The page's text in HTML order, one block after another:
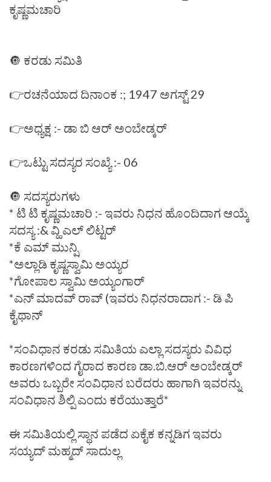
ಕೃಷ್ಣಮಚಾರಿ
🔘 ಕರಡು ಸಮಿತಿ
👉ರಚನೆಯಾದ ದಿನಾಂಕ :; 1947 ಅಗಸ್ಟ್ 29
👉ಅಧ್ಯಕ್ಷ :- ಡಾ ಬಿ ಆರ್ ಅಂಬೇಡ್ಕರ್
👉ಒಟ್ಟು ಸದಸ್ಯರ ಸಂಖ್ಯೆ :- 06
🔘 ಸದಸ್ಯರುಗಳು
* ಟಿ ಟಿ ಕೃಷ್ಣಮಚಾರಿ :- ಇವರು ನಿಧನ ಹೊಂದಿದಾಗ ಆಯ್ಕೆ
ಸದಸ್ಯ :& ವ್ಹಿ ಎಲ್ ಲಿಟ್ಟರ್
*ಕೆ ಎಮ್ ಮುನ್ಷಿ
*ಅಲ್ಲಾಡಿ ಕೃಷ್ಣಸ್ವಾಮಿ ಅಯ್ಯರ
*ಗೋಪಾಲ ಸ್ವಾಮಿ ಅಯ್ಯಂಗಾರ್
*ಎನ್ ಮಾದವ್ ರಾವ್ (ಇವರು ನಿಧನರಾದಾಗ :- ಡಿ ಪಿ
ಕೈಥಾನ್
*ಸಂವಿಧಾನ ಕರಡು ಸಮಿತಿಯ ಎಲ್ಲಾ ಸದಸ್ಯರು ವಿವಿಧ
ಕಾರಣಗಳಿಂದ ಗೈರಾದ ಕಾರಣ ಡಾ.ಬಿ.ಆರ್ ಅಂಬೇಡ್ಕರ್
ಅವರು ಒಬ್ಬರೇ ಸಂವಿಧಾನ ಬರೆದರು ಹಾಗಾಗಿ ಇವರನ್ನು
ಸಂವಿಧಾನ ಶಿಲ್ಪಿ ಎಂದು ಕರೆಯುತ್ತಾರೆ*
ಈ ಸಮಿತಿಯಲ್ಲಿ ಸ್ಥಾನ ಪಡೆದ ಏಕೈಕ ಕನ್ನಡಿಗ ಇವರು
ಸಯ್ಯದ್ ಮಹ್ಮದ್ ಸಾದುಲ್ಲ